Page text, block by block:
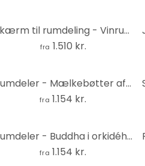
Skærm til rumdeling - Vinrute, 5-delt - 225x172 cm
fra 1.510 kr.
Rumdeler - Mælkebøtter af papir, 3-delt
fra 1.154 kr.
Rumdeler - Buddha i orkidéhaven, 3-delt
fra 1.154 kr.